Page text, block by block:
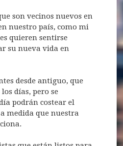
son vecinos nuevos en
nuestro país, como mi
quieren sentirse
su nueva vida en
desde antiguo, que
días, pero se
podrán costear el
medida que nuestra